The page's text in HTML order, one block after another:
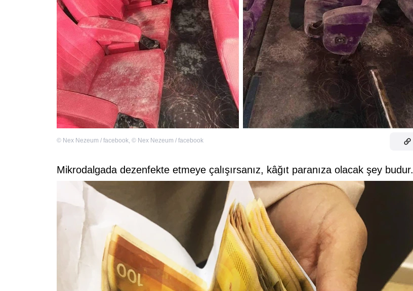
© Nex Nezeum / facebook, © Nex Nezeum / facebook
Mikrodalgada dezenfekte etmeye çalışırsanız, kâğıt paranıza olacak şey budur.